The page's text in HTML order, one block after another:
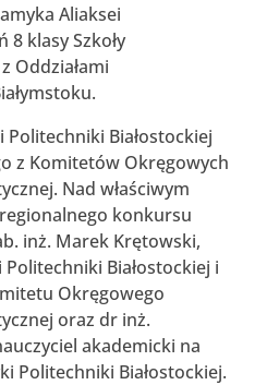
Aliaksei
8 klasy Szkoły
Oddziałami
Politechniki Białostockiej
z Komitetów Okręgowych
Nad właściwym
konkursu
inż. Marek Krętowski,
Białostockiej i
Okręgowego
oraz dr inż.
akademicki na
Politechniki Białostockiej.